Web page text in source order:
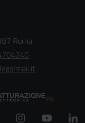
Roma
Facebook Instagram YouTube